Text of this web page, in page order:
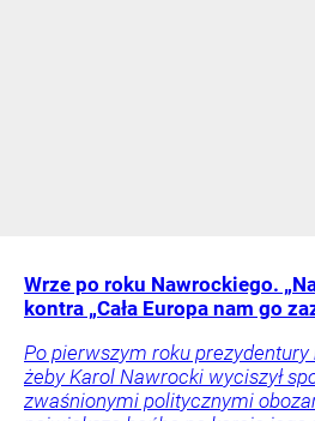
Wrze po roku Nawrockiego.
kontra „Cała Europa nam go
Po pierwszym roku
żeby Karol Nawrocki wyciszył
zwaśnionymi politycznymi